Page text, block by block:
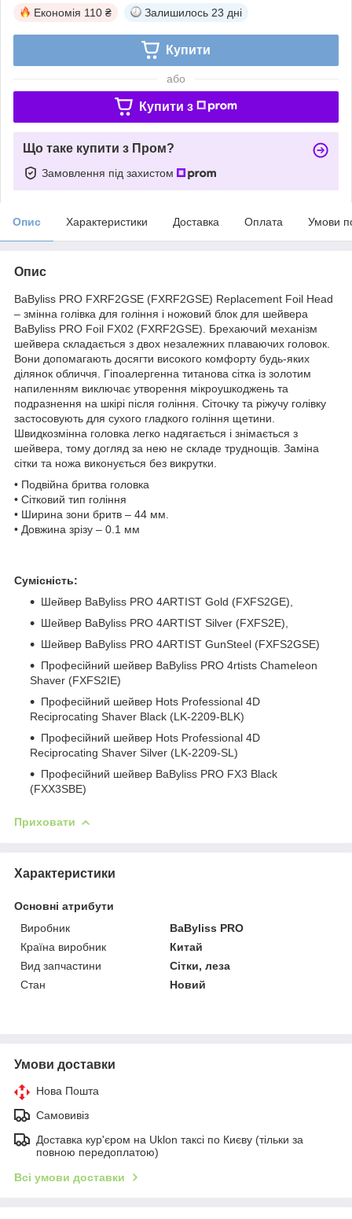
Економія 110 ₴ Залишилось 23 дні
Купити
або
Купити з
Що таке купити з Пром?
Замовлення під захистом
Опис Характеристики Доставка Оплата Умови
Опис
BaByliss PRO FXRF2GSE (FXRF2GSE) Replacement Foil Head
– змінна голівка для гоління і ножовий блок для шейвера
BaByliss PRO Foil FX02 (FXRF2GSE). Брехаючий механізм
шейвера складається з двох незалежних плаваючих головок.
Вони допомагають досягти високого комфорту будь-яких
ділянок обличчя. Гіпоалергенна титанова сітка із золотим
напиленням виключає утворення мікроушкоджень та
подразнення на шкірі після гоління. Сіточку та ріжучу голівку
застосовують для сухого гладкого гоління щетини.
Швидкозмінна головка легко надягається і знімається з
шейвера, тому догляд за нею не складе труднощів. Заміна
сітки та ножа виконується без викрутки.
• Подвійна бритва головка
• Сітковий тип гоління
• Ширина зони бритв – 44 мм.
• Довжина зрізу – 0.1 мм
Сумісність:
Шейвер BaByliss PRO 4ARTIST Gold (FXFS2GE),
Шейвер BaByliss PRO 4ARTIST Silver (FXFS2E),
Шейвер BaByliss PRO 4ARTIST GunSteel (FXFS2GSE)
Професійний шейвер BaByliss PRO 4rtists Chameleon
Shaver (FXFS2IE)
Професійний шейвер Hots Professional 4D
Reciprocating Shaver Black (LK-2209-BLK)
Професійний шейвер Hots Professional 4D
Reciprocating Shaver Silver (LK-2209-SL)
Професійний шейвер BaByliss PRO FX3 Black
(FXX3SBE)
Приховати
Характеристики
Основні атрибути
Виробник
BaByliss PRO
Країна виробник
Китай
Вид запчастини
Сітки, леза
Стан
Новий
Умови доставки
Нова Пошта
Самовивіз
Доставка кур'єром на Uklon таксі по Києву (тільки за
повною передоплатою)
Всі умови доставки